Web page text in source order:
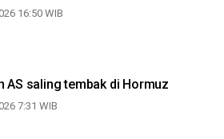
16:50 WIB
AS saling tembak di Hormuz
7:31 WIB